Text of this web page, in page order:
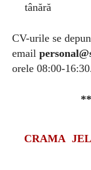
tânără
CV-urile se
email
orele 08:00-
CRAMA